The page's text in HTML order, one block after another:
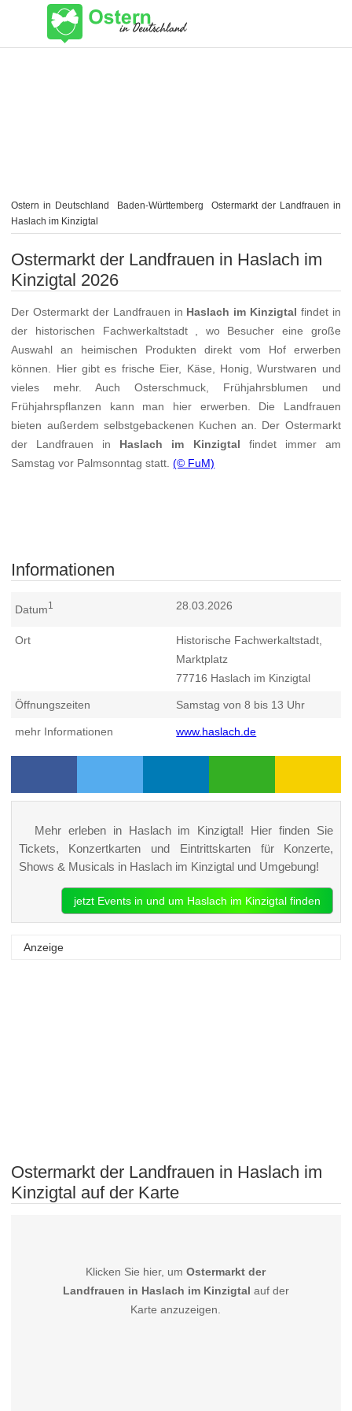
Ostern in Deutschland Baden-Württemberg
Ostermarkt der Landfrauen in
Haslach im Kinzigtal
Ostermarkt der Landfrauen in Haslach im
Kinzigtal 2026
Der Ostermarkt der Landfrauen in Haslach im Kinzigtal findet in
der historischen Fachwerkaltstadt , wo Besucher eine große
Auswahl an heimischen Produkten direkt vom Hof erwerben
können. Hier gibt es frische Eier, Käse, Honig, Wurstwaren und
vieles mehr. Auch Osterschmuck, Frühjahrsblumen und
Frühjahrspflanzen kann man hier erwerben. Die Landfrauen
bieten außerdem selbstgebackenen Kuchen an. Der Ostermarkt
der Landfrauen in Haslach im Kinzigtal findet immer am
Samstag vor Palmsonntag statt.(© FuM)
Informationen
Datum1 28.03.2026
Ort
Historische Fachwerkaltstadt,
Marktplatz
77716 Haslach im Kinzigtal
Öffnungszeiten Samstag von 8 bis 13 Uhr
mehr Informationen www.haslach.de
Mehr erleben in Haslach im Kinzigtal! Hier finden Sie
Tickets, Konzertkarten und Eintrittskarten für Konzerte,
Shows & Musicals in Haslach im Kinzigtal und Umgebung!
jetzt Events in und um Haslach im Kinzigtal finden
Anzeige
Ostermarkt der Landfrauen in Haslach im
Kinzigtal auf der Karte
Klicken Sie hier, umOstermarkt der
Landfrauen in Haslach im Kinzigtal auf der
Karte anzuzeigen.